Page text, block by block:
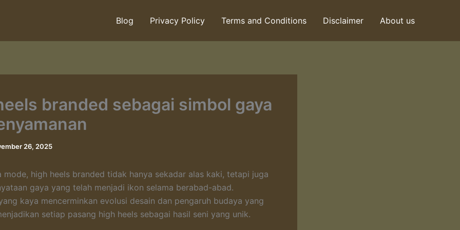
Blog Privacy Policy Terms and Conditions Disclaimer About us
branded sebagai simbol gaya
26, 2025
mode, high heels branded tidak hanya sekadar alas kaki, tetapi juga
gaya yang telah menjadi ikon selama berabad-abad.
kaya mencerminkan evolusi desain dan pengaruh budaya yang
setiap pasang high heels sebagai hasil seni yang unik.